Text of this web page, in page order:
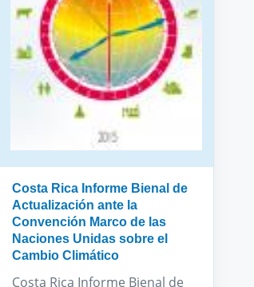
Costa Rica Informe Bienal de
Actualización ante la
Convención Marco de las
Naciones Unidas sobre el
Cambio Climático
Costa Rica Informe Bienal de